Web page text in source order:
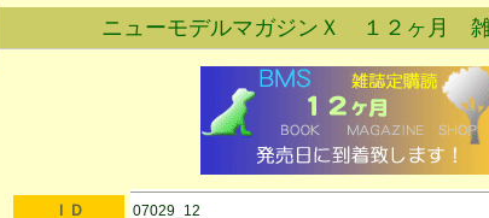
ニューモデルマガジンＸ １２ヶ月
ＩＤ 07029_12